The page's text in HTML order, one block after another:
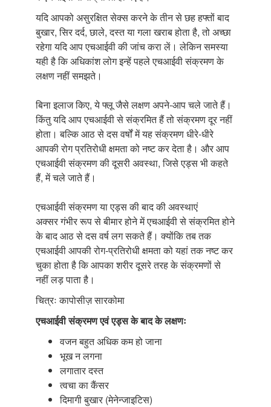
यदि आपको असुरक्षित सेक्स करने के तीन से छह हफ्तों बाद
बुखार, सिर दर्द, छाले, दस्त या गला खराब होता है, तो अच्छा
रहेगा यदि आप एचआईवी की जांच करा लें। लेकिन समस्या
यही है कि अधिकांश लोग इन्हें पहले एचआईवी संक्रमण के
लक्षण नहीं समझते।
बिना इलाज किए, ये फ्लू जैसे लक्षण अपने-आप चले जाते हैं।
किंतु यदि आप एचआईवी से संक्रमित हैं तो संक्रमण दूर नहीं
होता। बल्कि आठ से दस वर्षों में यह संक्रमण धीरे-धीरे
आपकी रोग प्रतिरोधी क्षमता को नष्ट कर देता है। और आप
एचआईवी संक्रमण की दूसरी अवस्था, जिसे एड्स भी कहते
हैं, में चले जाते हैं।
एचआईवी संक्रमण या एड्स की बाद की अवस्थाएं
अक्सर गंभीर रूप से बीमार होने में एचआईवी से संक्रमित होने
के बाद आठ से दस वर्ष लग सकते हैं। क्योंकि तब तक
एचआईवी आपकी रोग-प्रतिरोधी क्षमता को यहां तक नष्ट कर
चुका होता है कि आपका शरीर दूसरे तरह के संक्रमणों से
नहीं लड़ पाता है।
चित्रः कापोसीज़ सारकोमा
एचआईवी संक्रमण एवं एड्स के बाद के लक्षणः
वजन बहुत अधिक कम हो जाना
भूख न लगना
लगातार दस्त
त्वचा का कैंसर
दिमागी बुखार (मेनेन्जाइटिस)